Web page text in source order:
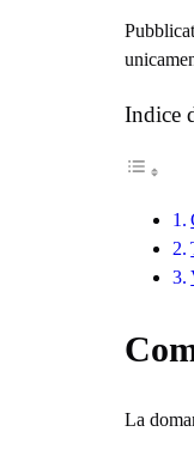
Indice
La